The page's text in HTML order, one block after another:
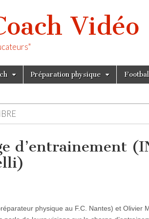
Vidéo
Préparation physique
d’entrainement
physique au F.C. Nantes) et Olivier